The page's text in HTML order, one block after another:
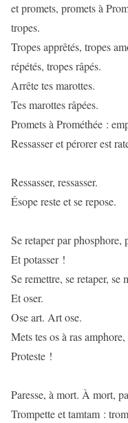
et promets, promets à
tropes.
Tropes apprêtés, tropes
répétés, tropes râpés.
Arrête tes marottes.
Tes marottes râpées.
Promets à Prométhée :
Ressasser et pérorer est
Ressasser, ressasser.
Ésope reste et se repose.
Se retaper par phosphore,
Et potasser !
Se remettre, se retaper, se
Et oser.
Ose art. Art ose.
Mets tes os à ras
Proteste !
Paresse, à mort. À mort,
Trompette et tamtam :